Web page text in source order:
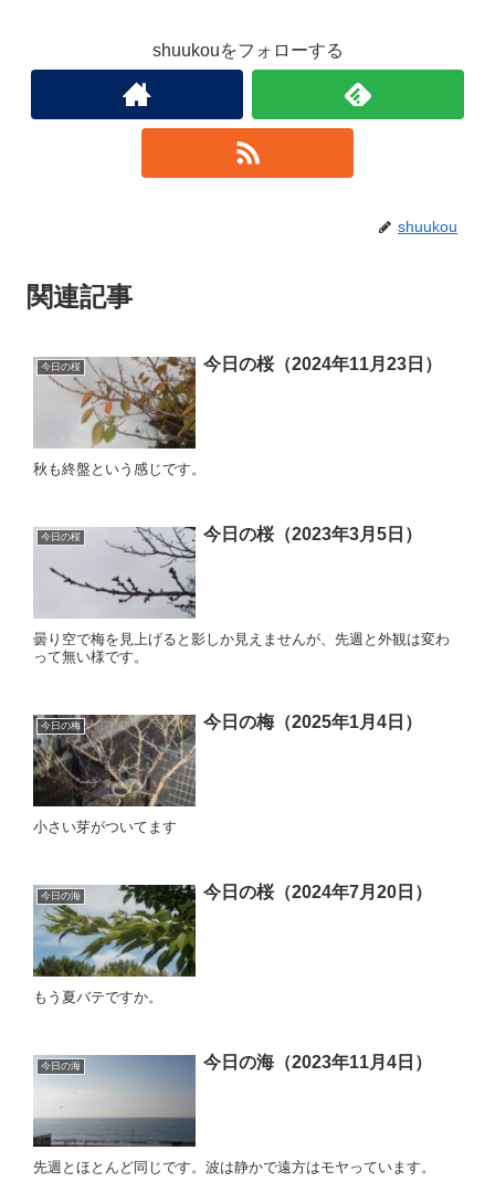
shuukouをフォローする
shuukou
関連記事
今日の桜 今日の桜（2024年11月23日）
秋も終盤という感じです。
今日の桜 今日の桜（2023年3月5日）
曇り空で梅を見上げると影しか見えませんが、先週と外観は変わ
って無い様です。
今日の梅 今日の梅（2025年1月4日）
小さい芽がついてます
今日の海 今日の桜（2024年7月20日）
もう夏バテですか。
今日の海 今日の海（2023年11月4日）
先週とほとんど同じです。波は静かで遠方はモヤっています。